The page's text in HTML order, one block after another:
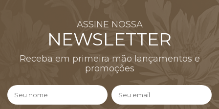
ASSINE NOSSA
NEWSLETTER
Receba em primeira mão lançamentos e
promoções